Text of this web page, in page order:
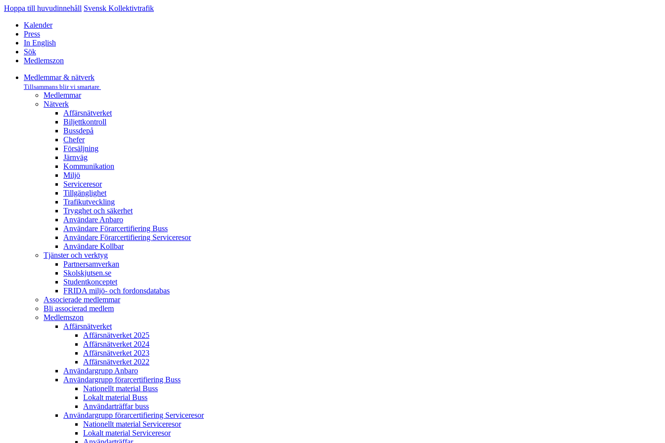
Hoppa till huvudinnehåll Svensk Kollektivtrafik
Kalender
Press
In English
Sök
Medlemszon
Medlemmar & nätverk
Tillsammans blir vi smartare
Medlemmar
Nätverk
Affärs­nätverket
Biljettkontroll­
Bussdepå­
Chefer
Försäljning
Järnväg
Kommunikation
Miljö­
Serviceresor
Tillgänglighet
Trafikutveckling
Trygghet och säkerhet
Användare Anbaro
Användare Förarcertifiering Buss
Användare Förarcertifiering Serviceresor
Användare Koll­bar
Tjänster och verktyg
Partner­samverkan
Skolskjutsen.se
Studentkonceptet
FRIDA miljö- och fordonsdatabas
Associerade medlemmar
Bli associerad medlem
Medlemszon
Affärs­nätverket
Affärs­nätverket 2025
Affärs­nätverket 2024
Affärs­nätverket 2023
Affärs­nätverket 2022
Användargrupp Anbaro
Användargrupp förarcertifiering Buss
Nationellt material Buss
Lokalt material Buss
Användarträffar buss
Användargrupp förarcertifiering Serviceresor
Nationellt material Serviceresor
Lokalt material Serviceresor